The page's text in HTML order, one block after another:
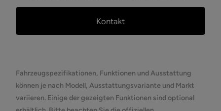
Kontakt
Fahrzeugspezifikationen, Funktionen und Ausstattung
können je nach Modell, Ausstattungsvariante und Markt
variieren. Einige der gezeigten Funktionen sind optional